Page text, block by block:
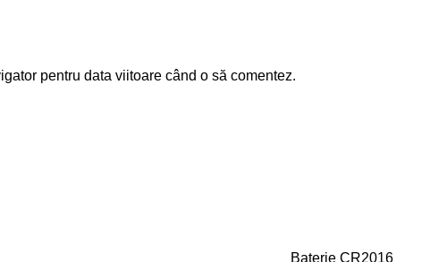
pentru data viitoare când o să comentez.
Baterie CR2016